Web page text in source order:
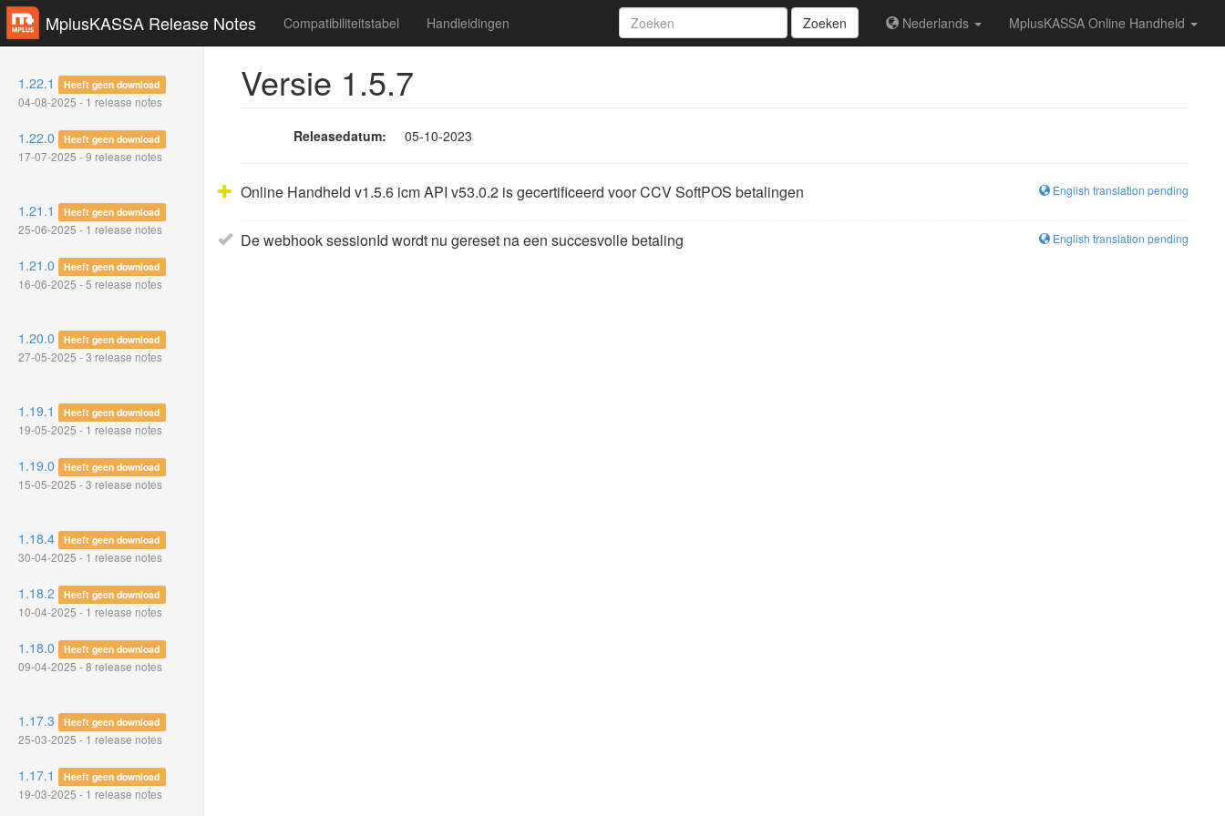
MplusKASSA Release Notes Zoeken Nederlands MplusKASSA Online Handheld
Compatibiliteitstabel Handleidingen
1.22.1 Heeft geen download
04-08-2025 - 1 release notes
1.22.0 Heeft geen download
17-07-2025 - 9 release notes
1.21.1 Heeft geen download
25-06-2025 - 1 release notes
1.21.0 Heeft geen download
16-06-2025 - 5 release notes
1.20.0 Heeft geen download
27-05-2025 - 3 release notes
1.19.1 Heeft geen download
19-05-2025 - 1 release notes
1.19.0 Heeft geen download
15-05-2025 - 3 release notes
1.18.4 Heeft geen download
30-04-2025 - 1 release notes
1.18.2 Heeft geen download
10-04-2025 - 1 release notes
1.18.0 Heeft geen download
09-04-2025 - 8 release notes
1.17.3 Heeft geen download
25-03-2025 - 1 release notes
1.17.1 Heeft geen download
19-03-2025 - 1 release notes
Versie 1.5.7
Releasedatum: 05-10-2023
English translation pending
Online Handheld v1.5.6 icm API v53.0.2 is gecertificeerd voor CCV SoftPOS betalingen
English translation pending
De webhook sessionId wordt nu gereset na een succesvolle betaling